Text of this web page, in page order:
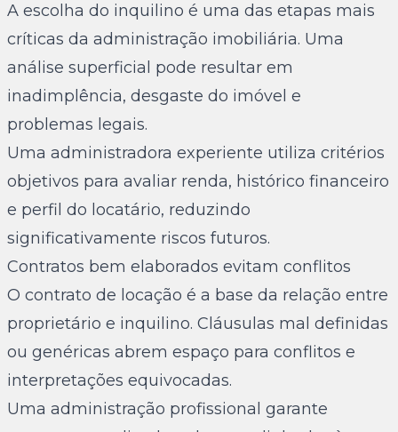
A escolha do inquilino é uma das etapas mais
críticas da administração imobiliária. Uma
análise superficial pode resultar em
inadimplência, desgaste do imóvel e
problemas legais.
Uma administradora experiente utiliza critérios
objetivos para avaliar renda, histórico financeiro
e perfil do locatário, reduzindo
significativamente riscos futuros.
Contratos bem elaborados evitam conflitos
O contrato de locação é a base da relação entre
proprietário e inquilino. Cláusulas mal definidas
ou genéricas abrem espaço para conflitos e
interpretações equivocadas.
Uma administração profissional garante